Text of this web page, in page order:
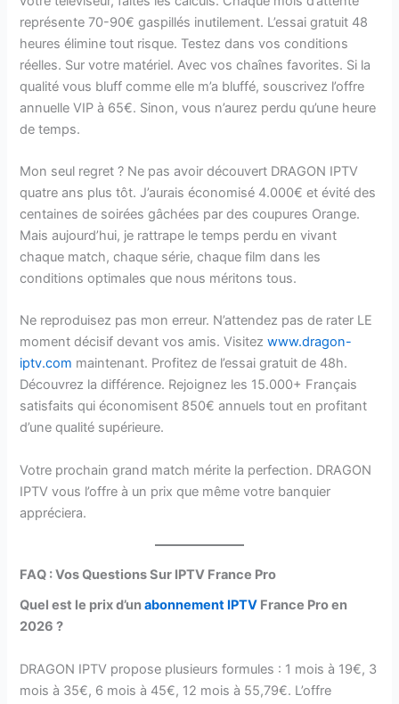
représente 70-90€ gaspillés inutilement. L’essai gratuit 48
heures élimine tout risque. Testez dans vos conditions
réelles. Sur votre matériel. Avec vos chaînes favorites. Si la
qualité vous bluff comme elle m’a bluffé, souscrivez l’offre
annuelle VIP à 65€. Sinon, vous n’aurez perdu qu’une heure
de temps.
Mon seul regret ? Ne pas avoir découvert DRAGON IPTV
quatre ans plus tôt. J’aurais économisé 4.000€ et évité des
centaines de soirées gâchées par des coupures Orange.
Mais aujourd’hui, je rattrape le temps perdu en vivant
chaque match, chaque série, chaque film dans les
conditions optimales que nous méritons tous.
Ne reproduisez pas mon erreur. N’attendez pas de rater LE
moment décisif devant vos amis. Visitezwww.dragon-
iptv.com maintenant. Profitez de l’essai gratuit de 48h.
Découvrez la différence. Rejoignez les 15.000+ Français
satisfaits qui économisent 850€ annuels tout en profitant
d’une qualité supérieure.
Votre prochain grand match mérite la perfection. DRAGON
IPTV vous l’offre à un prix que même votre banquier
appréciera.
FAQ : Vos Questions Sur IPTV France Pro
Quel est le prix d’unabonnement IPTV France Pro en
2026 ?
DRAGON IPTV propose plusieurs formules : 1 mois à 19€, 3
mois à 35€, 6 mois à 45€, 12 mois à 55,79€. L’offre